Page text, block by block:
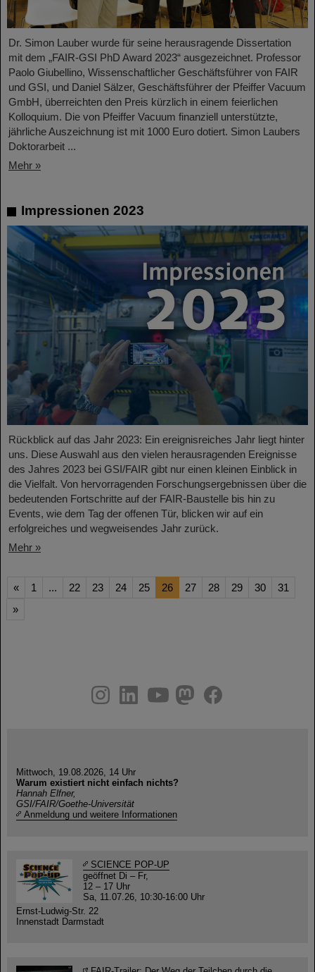
Dr. Simon Lauber wurde für seine herausragende Dissertation
mit dem „FAIR-GSI PhD Award 2023“ ausgezeichnet. Professor
Paolo Giubellino, Wissenschaftlicher Geschäftsführer von FAIR
und GSI, und Daniel Sälzer, Geschäftsführer der Pfeiffer Vacuum
GmbH, überreichten den Preis kürzlich in einem feierlichen
Kolloquium. Die von Pfeiffer Vacuum finanziell unterstützte,
jährliche Auszeichnung ist mit 1000 Euro dotiert. Simon Laubers
Doktorarbeit ...
Mehr »
Impressionen 2023
Rückblick auf das Jahr 2023: Ein ereignisreiches Jahr liegt hinter
uns. Diese Auswahl aus den vielen herausragenden Ereignisse
des Jahres 2023 bei GSI/FAIR gibt nur einen kleinen Einblick in
die Vielfalt. Von hervorragenden Forschungsergebnissen über die
bedeutenden Fortschritte auf der FAIR-Baustelle bis hin zu
Events, wie dem Tag der offenen Tür, blicken wir auf ein
erfolgreiches und wegweisendes Jahr zurück.
Mehr »
« 1 ... 22 23 24 25 26 27 28 29 30
31
»
youtube
helmholtz.social
facebook
Mittwoch, 19.08.2026, 14 Uhr
Warum existiert nicht einfach nichts?
Hannah Elfner,
GSI/FAIR/Goethe-Universität
Anmeldung und weitere Informationen
SCIENCE POP-UP
geöffnet Di – Fr,
12 – 17 Uhr
Sa, 11.07.26, 10:30-16:00 Uhr
Ernst-Ludwig-Str. 22
Innenstadt Darmstadt